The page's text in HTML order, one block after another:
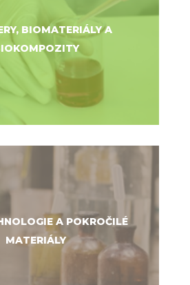
BIOMATERIÁLY A
A POKROČILÉ
MATERIÁLY